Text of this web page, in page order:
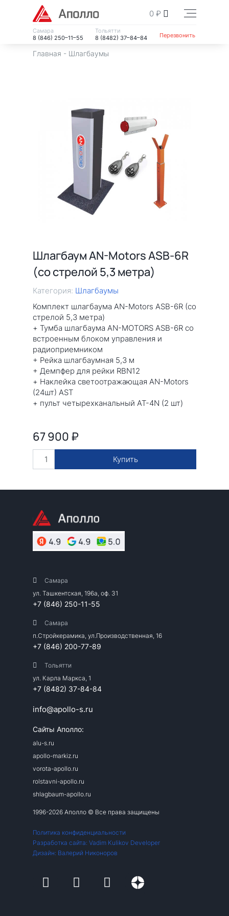
Самара
8 (846) 250–11–55
Тольятти
8 (8482) 37–84–84
0 ₽
Перезвонить
Главная - Шлагбаумы
Шлагбаум AN-Motors ASB-6R
(со стрелой 5,3 метра)
Категория: Шлагбаумы
Комплект шлагбаума AN-Motors ASB-6R (со
стрелой 5,3 метра)
+ Тумба шлагбаума AN-MOTORS ASB-6R со
встроенным блоком управления и
радиоприемником
+ Рейка шлагбаумная 5,3 м
+ Демпфер для рейки RBN12
+ Наклейка светоотражающая AN-Motors
(24шт) AST
+ пульт четырехканальный AT-4N (2 шт)
67 900 ₽
Купить
Самара
ул. Ташкентская, 196а, оф. 31
+7 (846) 250-11-55
Самара
п.Стройкерамика, ул.Производственная, 16
+7 (846) 200-77-89
Тольятти
ул. Карла Маркса, 1
+7 (8482) 37-84-84
info@apollo-s.ru
Сайты Аполло:
alu-s.ru
apollo-markiz.ru
vorota-apollo.ru
rolstavni-apollo.ru
shlagbaum-apollo.ru
1996-2026 Аполло © Все права защищены
Политика конфиденциальности
Разработка сайта: Vadim Kulikov Developer
Дизайн: Валерий Никоноров